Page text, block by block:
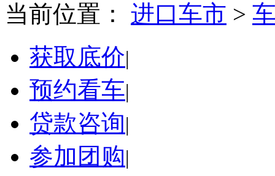
当前位置：
进口车市 >
获取底价|
预约看车|
贷款咨询|
参加团购|